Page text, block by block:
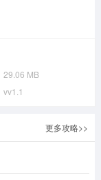
29.06 MB
vv1.1
更多攻略>>